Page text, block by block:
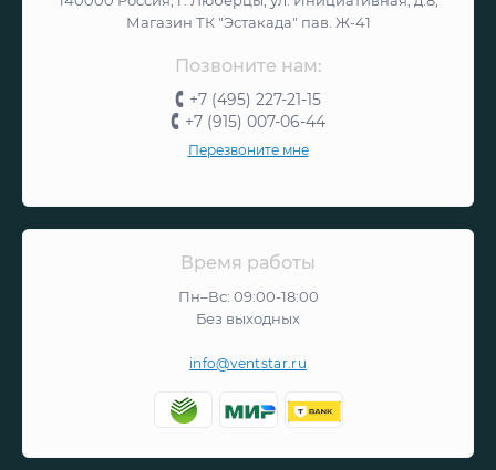
Магазин ТК "Эстакада" пав. Ж-41
Позвоните нам:
+7 (495) 227-21-15
+7 (915) 007-06-44
Перезвоните мне
Время работы
Пн–Вс: 09:00-18:00
Без выходных
info@ventstar.ru